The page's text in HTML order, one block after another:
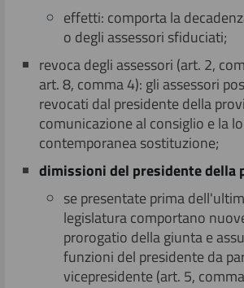
effetti: comporta la
o degli assessori sfiduciati;
revoca degli assessori (art. 2,
art. 8, comma 4): gli assessori
revocati dal presidente della
comunicazione al consiglio e la
contemporanea sostituzione;
dimissioni del presidente della
se presentate prima
legislatura comportano
prorogatio della giunta e
funzioni del presidente da
vicepresidente (art. 5,